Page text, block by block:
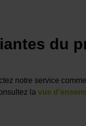
du
notre service
la vue